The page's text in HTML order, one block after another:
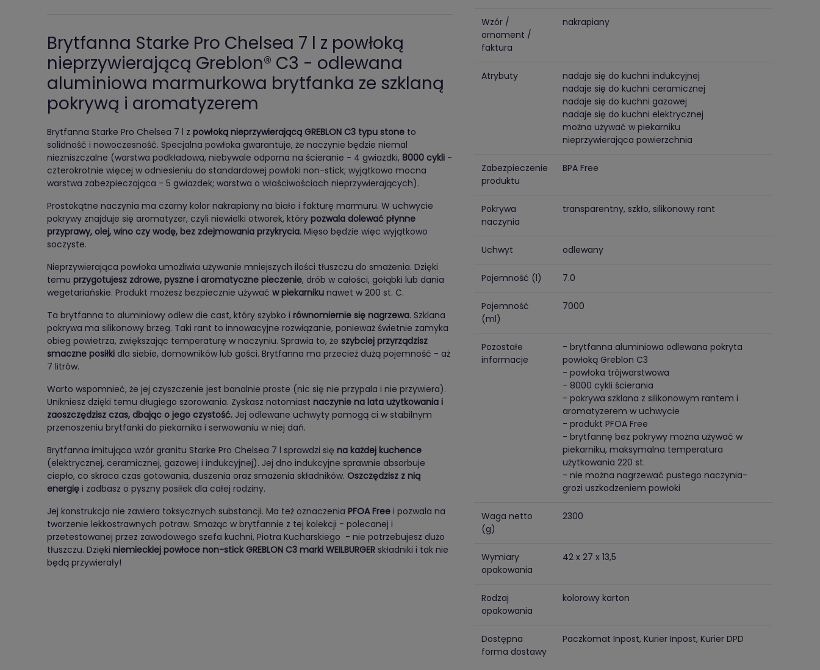
Brytfanna Starke Pro Chelsea 7 l z powłoką
nieprzywierającą Greblon® C3 - odlewana
aluminiowa marmurkowa brytfanka ze szklaną
pokrywą i aromatyzerem
Brytfanna Starke Pro Chelsea 7 l z powłoką nieprzywierającą GREBLON C3 typu stone to
solidność i nowoczesność. Specjalna powłoka gwarantuje, że naczynie będzie niemal
niezniszczalne (warstwa podkładowa, niebywale odporna na ścieranie - 4 gwiazdki, 8000 cykli -
czterokrotnie więcej w odniesieniu do standardowej powłoki non-stick; wyjątkowo mocna
warstwa zabezpieczająca - 5 gwiazdek; warstwa o właściwościach nieprzywierających).
Prostokątne naczynia ma czarny kolor nakrapiany na biało i fakturę marmuru. W uchwycie
pokrywy znajduje się aromatyzer, czyli niewielki otworek, który pozwala dolewać płynne
przyprawy, olej, wino czy wodę, bez zdejmowania przykrycia. Mięso będzie więc wyjątkowo
soczyste.
Nieprzywierająca powłoka umożliwia używanie mniejszych ilości tłuszczu do smażenia. Dzięki
temu przygotujesz zdrowe, pyszne i aromatyczne pieczenie, drób w całości, gołąbki lub dania
wegetariańskie. Produkt możesz bezpiecznie używać w piekarniku nawet w 200 st. C.
Ta brytfanna to aluminiowy odlew die cast, który szybko i równomiernie się nagrzewa. Szklana
pokrywa ma silikonowy brzeg. Taki rant to innowacyjne rozwiązanie, ponieważ świetnie zamyka
obieg powietrza, zwiększając temperaturę w naczyniu. Sprawia to, że szybciej przyrządzisz
smaczne posiłki dla siebie, domowników lub gości. Brytfanna ma przecież dużą pojemność - aż
7 litrów.
Warto wspomnieć, że jej czyszczenie jest banalnie proste (nic się nie przypala i nie przywiera).
Unikniesz dzięki temu długiego szorowania. Zyskasz natomiast naczynie na lata użytkowania i
zaoszczędzisz czas, dbając o jego czystość. Jej odlewane uchwyty pomogą ci w stabilnym
przenoszeniu brytfanki do piekarnika i serwowaniu w niej dań.
Brytfanna imitująca wzór granitu Starke Pro Chelsea 7 l sprawdzi się na każdej kuchence
(elektrycznej, ceramicznej, gazowej i indukcyjnej). Jej dno indukcyjne sprawnie absorbuje
ciepło, co skraca czas gotowania, duszenia oraz smażenia składników. Oszczędzisz z nią
energię i zadbasz o pyszny posiłek dla całej rodziny.
Jej konstrukcja nie zawiera toksycznych substancji. Ma też oznaczenia PFOA Free i pozwala na
tworzenie lekkostrawnych potraw. Smażąc w brytfannie z tej kolekcji - polecanej i
przetestowanej przez zawodowego szefa kuchni, Piotra Kucharskiego ­ - nie potrzebujesz dużo
tłuszczu. Dzięki niemieckiej powłoce non-stick GREBLON C3 marki WEILBURGER składniki i tak nie
będą przywierały!
Wzór /
ornament /
faktura
nakrapiany
Atrybuty
nadaje się do kuchni indukcyjnej
nadaje się do kuchni ceramicznej
nadaje się do kuchni gazowej
nadaje się do kuchni elektrycznej
można używać w piekarniku
nieprzywierająca powierzchnia
Zabezpieczenie
produktu
BPA Free
Pokrywa
naczynia
transparentny, szkło, silikonowy rant
Uchwyt odlewany
Pojemność (l) 7.0
Pojemność
(ml)
7000
Pozostałe
informacje
- brytfanna aluminiowa odlewana pokryta
powłoką Greblon C3
- powłoka trójwarstwowa
- 8000 cykli ścierania
- pokrywa szklana z silikonowym rantem i
aromatyzerem w uchwycie
- produkt PFOA Free
- brytfannę bez pokrywy można używać w
piekarniku, maksymalna temperatura
użytkowania 220 st.
- nie można nagrzewać pustego naczynia-
grozi uszkodzeniem powłoki
Waga netto
(g)
2300
Wymiary
opakowania
42 x 27 x 13,5
Rodzaj
opakowania
kolorowy karton
Dostępna
forma dostawy
Paczkomat Inpost, Kurier Inpost, Kurier DPD